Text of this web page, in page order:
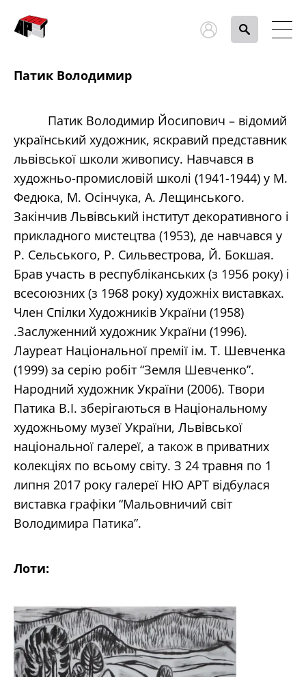
Патик Володимир
Патик Володимир Йосипович – відомий
український художник, яскравий представник
львівської школи живопису. Навчався в
художньо-промисловій школі (1941-1944) у М.
Федюка, М. Осінчука, А. Лещинського.
Закінчив Львівський інститут декоративного і
прикладного мистецтва (1953), де навчався у
Р. Сельського, Р. Сильвестрова, Й. Бокшая.
Брав участь в республіканських (з 1956 року) і
всесоюзних (з 1968 року) художніх виставках.
Член Спілки Художників України (1958)
.Заслуженний художник України (1996).
Лауреат Національної премії ім. Т. Шевченка
(1999) за серію робіт “Земля Шевченко”.
Народний художник України (2006). Твори
Патика В.І. зберігаються в Національному
художньому музеї України, Львівської
національної галереї, а також в приватних
колекціях по всьому світу. З 24 травня по 1
липня 2017 року галереї НЮ АРТ відбулася
виставка графіки “Мальовничий світ
Володимира Патика”.
Лоти: